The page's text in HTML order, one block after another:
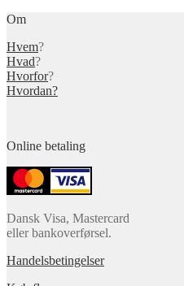
Om
Hvem?
Hvad?
Hvorfor?
Hvordan?
Online betaling
Dansk Visa, Mastercard
eller bankoverførsel.
Handelsbetingelser